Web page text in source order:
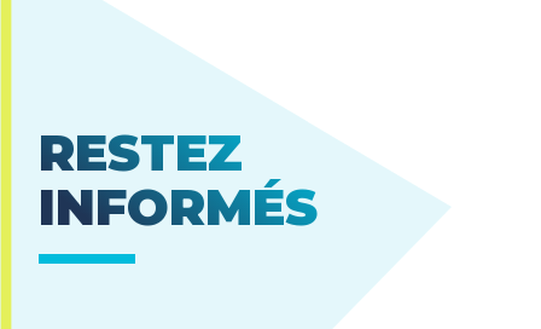
RESTEZ
INFORMÉS